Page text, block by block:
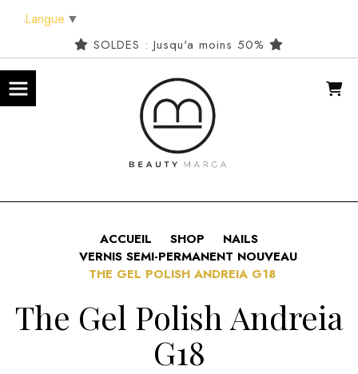
SOLDES : Jusqu'a moins 50%
ACCUEIL SHOP
NAILS
VERNIS SEMI-PERMANENT NOUVEAU
THE GEL POLISH ANDREIA G18
The Gel Polish Andreia
G18
Langue ▼